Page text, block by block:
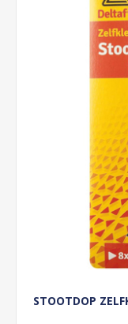
STOOTDOP